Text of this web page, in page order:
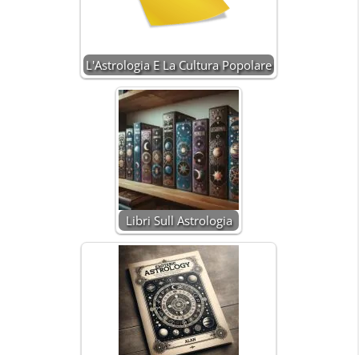
L'Astrologia E La Cultura Popolare
Libri Sull Astrologia